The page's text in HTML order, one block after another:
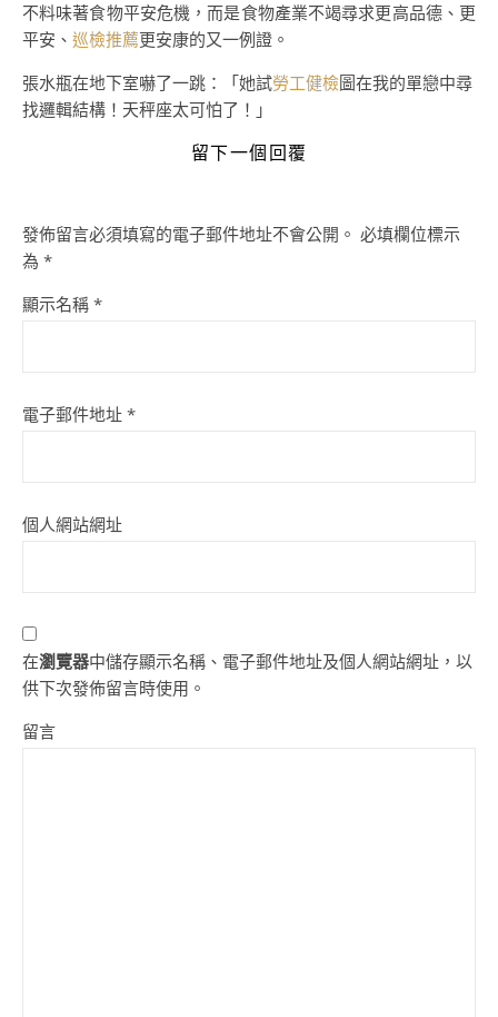
不料味著食物平安危機，而是食物產業不竭尋求更高品德、更
平安、 巡檢推薦更安康的又一例證。
張水瓶在地下室嚇了一跳：「她試勞工健檢圖在我的單戀中尋
找邏輯結構！天秤座太可怕了！」
留下一個回覆
發佈留言必須填寫的電子郵件地址不會公開。 必填欄位標示
為 *
顯示名稱 *
電子郵件地址 *
個人網站網址
在瀏覽器中儲存顯示名稱、電子郵件地址及個人網站網址，以
供下次發佈留言時使用。
留言